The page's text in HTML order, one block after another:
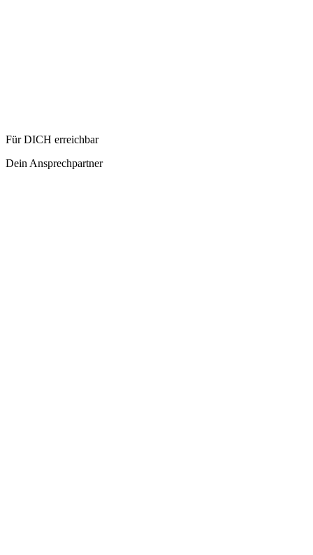
Für DICH erreichbar
Dein Ansprechpartner